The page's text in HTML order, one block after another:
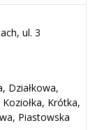
ul. 3
Działkowa,
Krótka,
Piastowska